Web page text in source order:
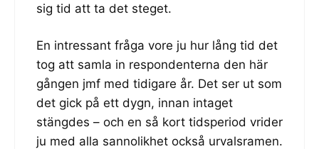
sig tid att ta det steget.
En intressant fråga vore ju hur lång tid det
tog att samla in respondenterna den här
gången jmf med tidigare år. Det ser ut som
det gick på ett dygn, innan intaget
stängdes – och en så kort tidsperiod vrider
ju med alla sannolikhet också urvalsramen.